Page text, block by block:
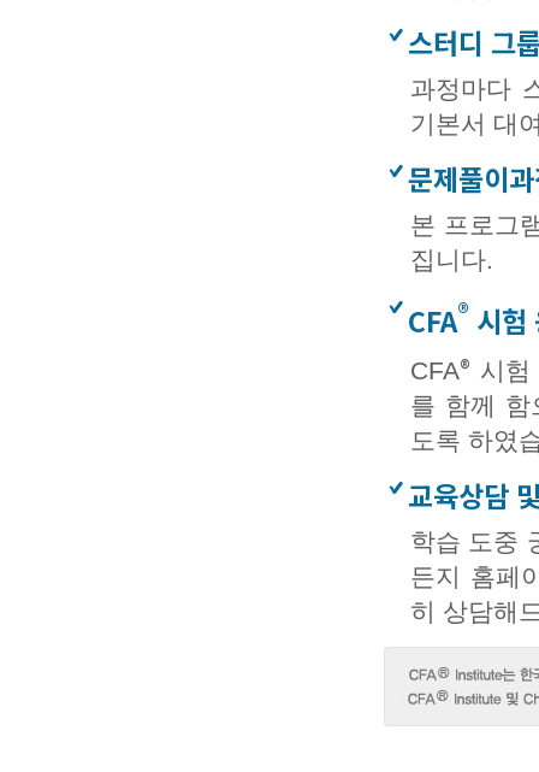
스터디 그
과정마다
기본서 대
문제풀이
본 프로그
집니다.
CFA® 시험
CFA® 시험
를 함께 함
도록 하였
교육상담
학습 도중
든지 홈페
히 상담해